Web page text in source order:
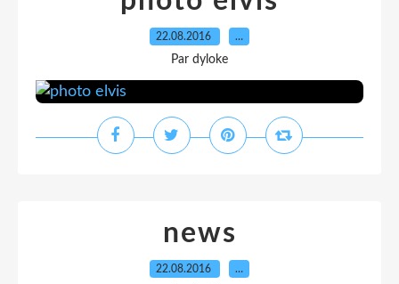
22.08.2016 …
Par dyloke
news
22.08.2016 …